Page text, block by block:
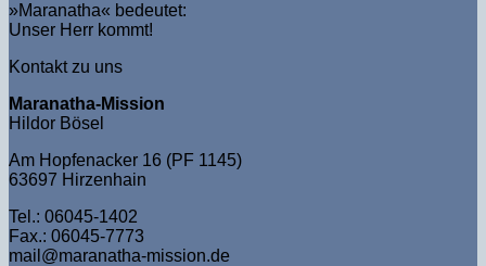
»Maranatha« bedeutet:
Unser Herr kommt!
Kontakt zu uns
Maranatha-Mission
Hildor Bösel
Am Hopfenacker 16 (PF 1145)
63697 Hirzenhain
Tel.: 06045-1402
Fax.: 06045-7773
mail@maranatha-mission.de